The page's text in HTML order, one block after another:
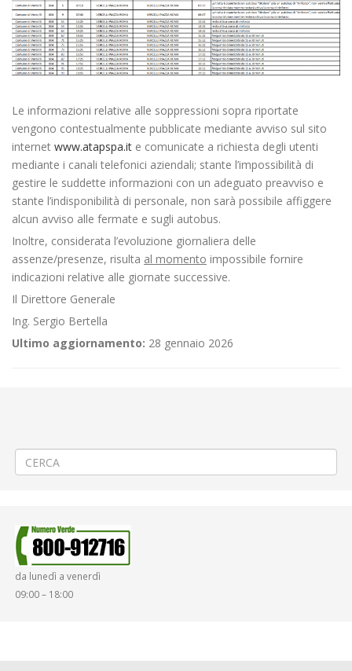
Le informazioni relative alle soppressioni sopra riportate
vengono contestualmente pubblicate mediante avviso sul sito
internet www.atapspa.it e comunicate a richiesta degli utenti
mediante i canali telefonici aziendali; stante l’impossibilità di
gestire le suddette informazioni con un adeguato preavviso e
stante l’indisponibilità di personale, non sarà possibile affiggere
alcun avviso alle fermate e sugli autobus.
Inoltre, considerata l’evoluzione giornaliera delle
assenze/presenze, risulta al momento impossibile fornire
indicazioni relative alle giornate successive.
Il Direttore Generale
Ing. Sergio Bertella
Ultimo aggiornamento: 28 gennaio 2026
da lunedì a venerdì
09:00 – 18:00